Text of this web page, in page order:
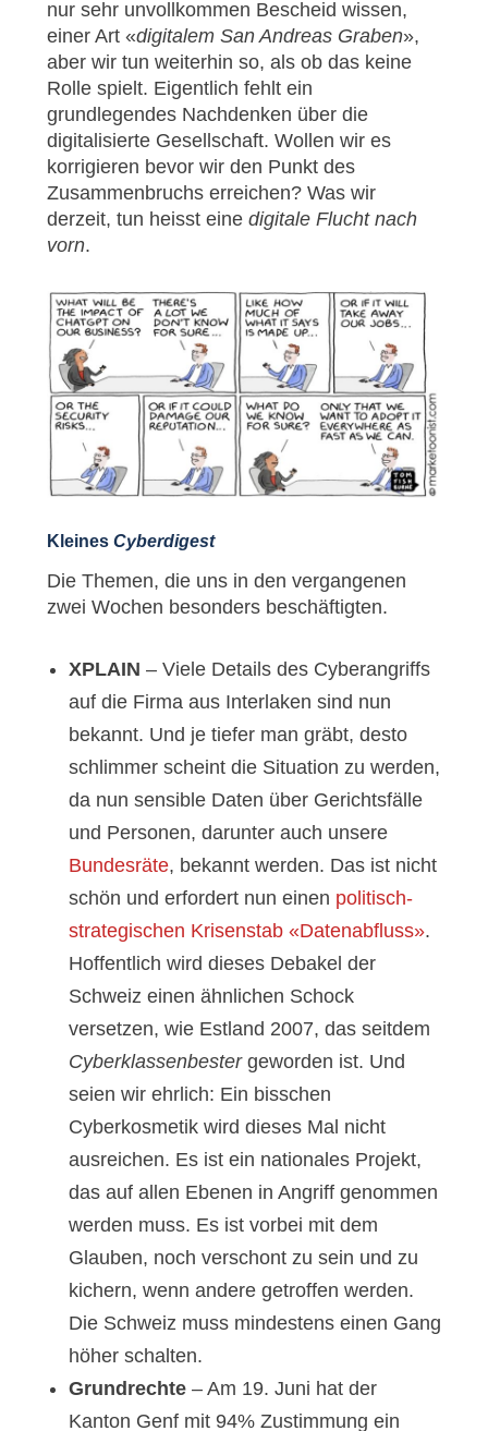
nur sehr unvollkommen Bescheid wissen,
einer Art «digitalem San Andreas Graben»,
aber wir tun weiterhin so, als ob das keine
Rolle spielt. Eigentlich fehlt ein
grundlegendes Nachdenken über die
digitalisierte Gesellschaft. Wollen wir es
korrigieren bevor wir den Punkt des
Zusammenbruchs erreichen? Was wir
derzeit, tun heisst eine digitale Flucht nach
vorn.
Kleines Cyberdigest
Die Themen, die uns in den vergangenen
zwei Wochen besonders beschäftigten.
XPLAIN – Viele Details des Cyberangriffs
auf die Firma aus Interlaken sind nun
bekannt. Und je tiefer man gräbt, desto
schlimmer scheint die Situation zu werden,
da nun sensible Daten über Gerichtsfälle
und Personen, darunter auch unsere
Bundesräte, bekannt werden. Das ist nicht
schön und erfordert nun einen politisch-
strategischen Krisenstab «Datenabfluss».
Hoffentlich wird dieses Debakel der
Schweiz einen ähnlichen Schock
versetzen, wie Estland 2007, das seitdem
Cyberklassenbestergeworden ist. Und
seien wir ehrlich: Ein bisschen
Cyberkosmetik wird dieses Mal nicht
ausreichen. Es ist ein nationales Projekt,
das auf allen Ebenen in Angriff genommen
werden muss. Es ist vorbei mit dem
Glauben, noch verschont zu sein und zu
kichern, wenn andere getroffen werden.
Die Schweiz muss mindestens einen Gang
höher schalten.
Grundrechte – Am 19. Juni hat der
Kanton Genf mit 94% Zustimmung ein